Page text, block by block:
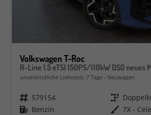
Volkswagen T-Roc
R-Line 1.5 eTSI 150PS/110kW DSG neues
unverbindliche Lieferzeit: 7 Tage Neuwagen
Fahrzeugnr. 579154 Getriebe
Kraftstoff Benzin Außenfarbe 7X -